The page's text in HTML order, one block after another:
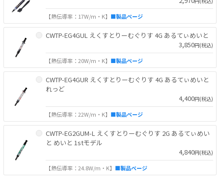
【熱伝導率：17W/m・K】 ■製品ページ
CWTP-EG4GUL えくすとりーむぐりす 4G あるてぃめいと
3,850円(税込)
【熱伝導率：20W/m・K】 ■製品ページ
CWTP-EG4GUR えくすとりーむぐりす 4G あるてぃめいと
れっど
4,400円(税込)
【熱伝導率：22W/m・K】 ■製品ページ
CWTP-EG2GUM-L えくすとりーむぐりす 2G あるてぃめい
と めいと 1stモデル
4,840円(税込)
【熱伝導率：24.8W/m・K】 ■製品ページ